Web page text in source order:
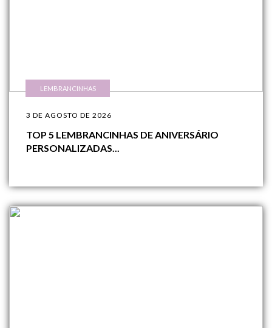
LEMBRANCINHAS
3 DE AGOSTO DE 2026
TOP 5 LEMBRANCINHAS DE ANIVERSÁRIO
PERSONALIZADAS...